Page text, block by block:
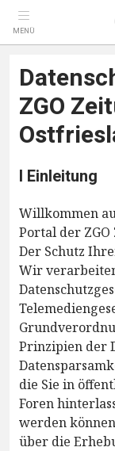
MENÜ
ZGO
I Einleitung
Willkommen
Portal der
Der Schutz
Wir
Prinzipien der
die Sie in
Foren
werden
über die